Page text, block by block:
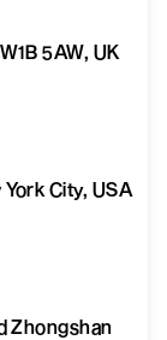
5AW, UK
City, USA
Zhongshan